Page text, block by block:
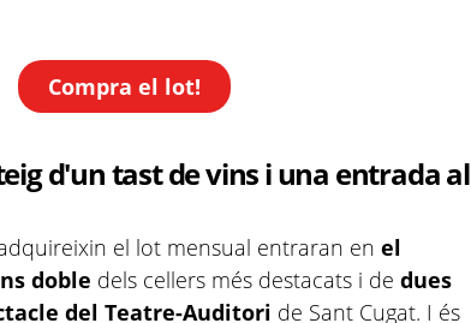
Compra el lot!
d'un tast de vins i una entrada al
el lot mensual entraran enel
doble dels cellers més destacats i dedues
del Teatre-Auditori de Sant Cugat. I és